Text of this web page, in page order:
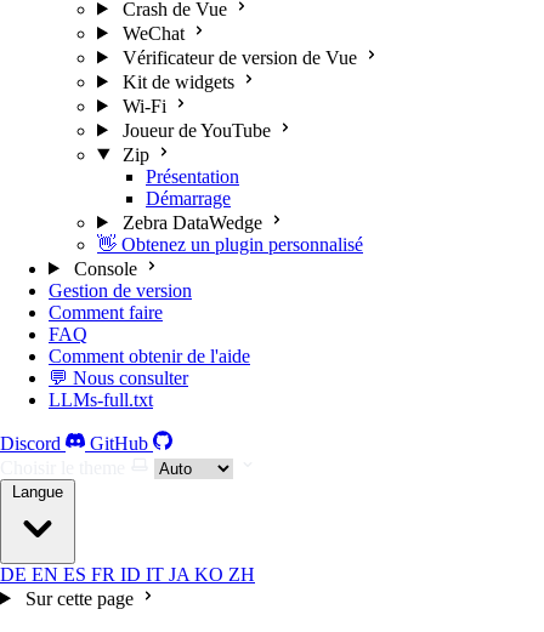
Crash de Vue
WeChat
Vérificateur de version de Vue
Kit de widgets
Wi-Fi
Joueur de YouTube
Zip
Présentation
Démarrage
Zebra DataWedge
👋 Obtenez un plugin personnalisé
Console
Gestion de version
Comment faire
FAQ
Comment obtenir de l'aide
💬 Nous consulter
LLMs-full.txt
Discord
GitHub
Langue
DE EN ES FR ID IT JA KO ZH
Sur cette page